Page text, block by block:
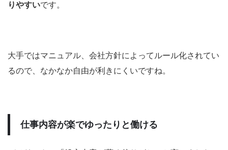
りやすいです。
大手ではマニュアル、会社方針によってルール化されてい
るので、なかなか自由が利きにくいですね。
仕事内容が楽でゆったりと働ける